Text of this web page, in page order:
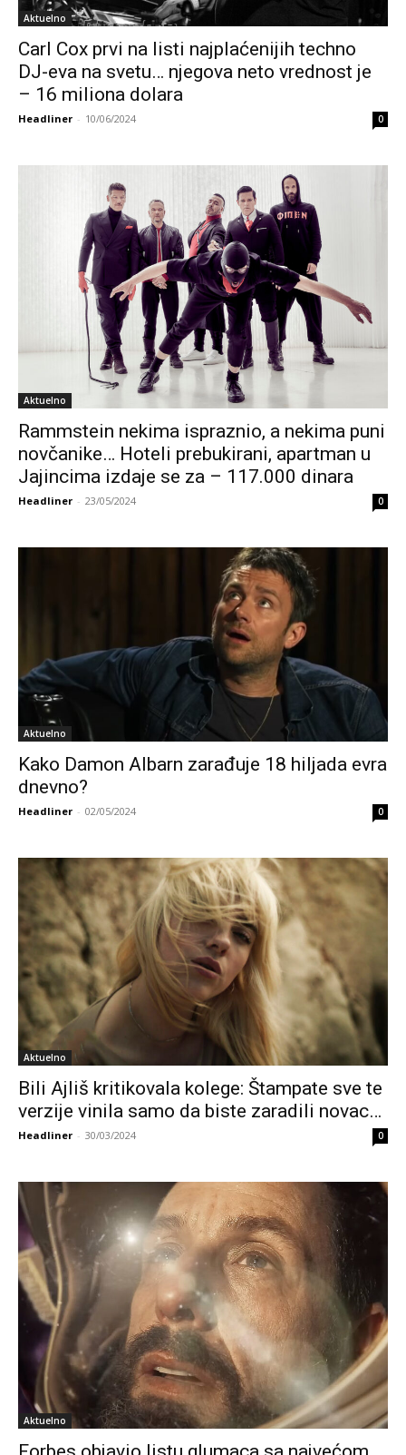
Aktuelno
Carl Cox prvi na listi najplaćenijih techno
DJ-eva na svetu… njegova neto vrednost je
– 16 miliona dolara
Headliner - 10/06/2024 0
Aktuelno
Rammstein nekima ispraznio, a nekima puni
novčanike… Hoteli prebukirani, apartman u
Jajincima izdaje se za – 117.000 dinara
Headliner - 23/05/2024 0
Aktuelno
Kako Damon Albarn zarađuje 18 hiljada evra
dnevno?
Headliner - 02/05/2024 0
Aktuelno
Bili Ajliš kritikovala kolege: Štampate sve te
verzije vinila samo da biste zaradili novac…
Headliner - 30/03/2024 0
Aktuelno